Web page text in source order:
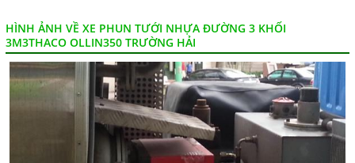
HÌNH ẢNH VỀ XE PHUN TƯỚI NHỰA ĐƯỜNG 3 KHỐI
3M3THACO OLLIN350 TRƯỜNG HẢI